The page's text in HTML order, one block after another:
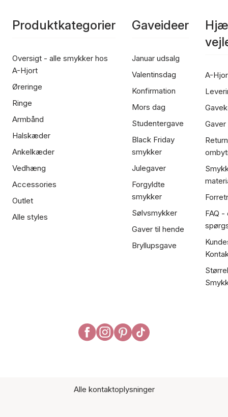
Produktkategorier
Oversigt - alle smykker hos
A-Hjort
Øreringe
Ringe
Armbånd
Halskæder
Ankelkæder
Vedhæng
Accessories
Outlet
Alle styles
Gaveideer
Januar udsalg
Valentinsdag
Konfirmation
Mors dag
Studentergave
Black Friday
smykker
Julegaver
Forgyldte
smykker
Sølvsmykker
Gaver til hende
Bryllupsgave
A-
FAQ
Alle kontaktoplysninger